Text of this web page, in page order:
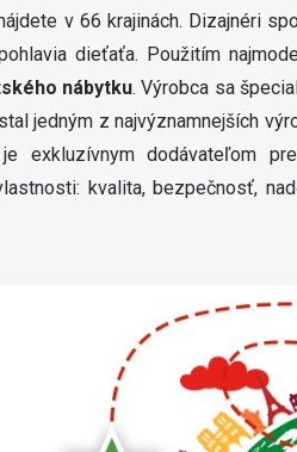
v 66 krajinách. Dizajnéri
dieťaťa. Použitím
nábytku. Výrobca sa
jedným z najvýznamnejších
exkluzívnym dodávateľom
kvalita, bezpečnosť,